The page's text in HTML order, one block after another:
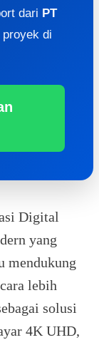
dari PT
di
Digital
yang
mendukung
lebih
solusi
4K UHD,